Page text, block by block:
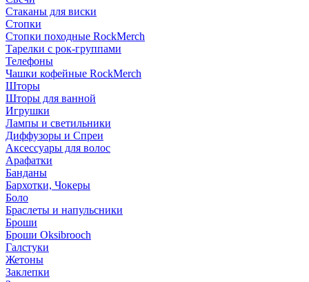
Стаканы для виски
Стопки
Стопки походные RockMerch
Тарелки с рок-группами
Телефоны
Чашки кофейные RockMerch
Шторы
Шторы для ванной
Игрушки
Лампы и светильники
Диффузоры и Спреи
Аксессуары для волос
Арафатки
Банданы
Бархотки, Чокеры
Боло
Браслеты и напульсники
Броши
Броши Oksibrooch
Галстуки
Жетоны
Заклепки